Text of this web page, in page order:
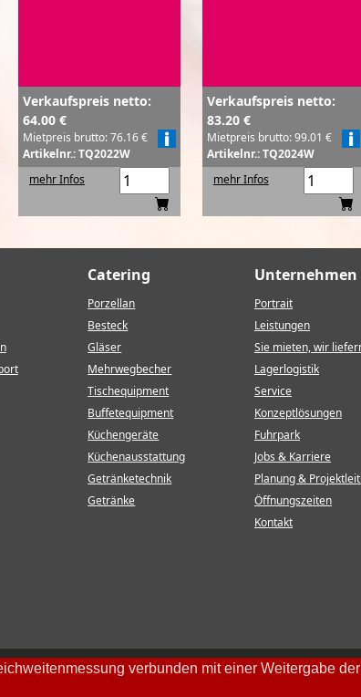
verbunden mit einer Weitergabe
Verkaufspreis netto:
64.00 €
Mietpreis brutto: 76.16 €
Artikelnr.: TQ2022W
mehr Infos
Verkaufspreis netto:
83.20 €
Mietpreis brutto: 99.01 €
Artikelnr.: TQ2024W
mehr Infos
Catering
Porzellan
Besteck
Gläser
Mehrwegbecher
Tischequipment
Buffetequipment
Küchengeräte
Küchenausstattung
Getränketechnik
Getränke
Unternehmen
Portrait
Leistungen
Sie mieten, wir
Lagerlogistik
Service
Konzeptlösungen
Fuhrpark
Jobs & Karriere
Planung &
Öffnungszeiten
Kontakt
Impressum Datenschutz AGB